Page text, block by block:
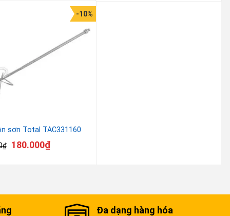
sơn Total TAC331160
₫
-10%
180.000₫
Đa dạng hàng hóa